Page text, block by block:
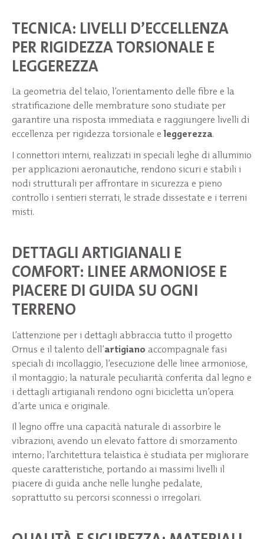
TECNICA: LIVELLI D’ECCELLENZA
PER RIGIDEZZA TORSIONALE E
LEGGEREZZA
La geometria del telaio, l’orientamento delle fibre e la
stratificazione delle membrature sono studiate per
garantire una risposta immediata e raggiungere livelli di
eccellenza per rigidezza torsionale eleggerezza.
I connettori interni, realizzati in speciali leghe di alluminio
per applicazioni aeronautiche, rendono sicuri e stabili i
nodi strutturali per affrontare in sicurezza e pieno
controllo i sentieri sterrati, le strade dissestate e i terreni
misti.
DETTAGLI ARTIGIANALI E
COMFORT: LINEE ARMONIOSE E
PIACERE DI GUIDA SU OGNI
TERRENO
L’attenzione per i dettagli abbraccia tutto il progetto
Ornus e il talento dell’artigiano accompagnale fasi
speciali di incollaggio, l’esecuzione delle linee armoniose,
il montaggio; la naturale peculiarità conferita dal legno e
i dettagli artigianali rendono ogni bicicletta un’opera
d’arte unica e originale.
Il legno offre una capacità naturale di assorbire le
vibrazioni, avendo un elevato fattore di smorzamento
interno; l’architettura telaistica è studiata per migliorare
queste caratteristiche, portando ai massimi livelli il
piacere di guida anche nelle lunghe pedalate,
soprattutto su percorsi sconnessi o irregolari.